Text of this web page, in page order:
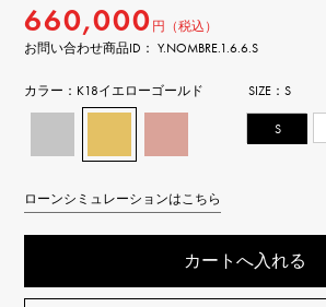
660,000 円（税込）
お問い合わせ商品ID： Y.NOMBRE.1.6.6.S
カラー： K18イエローゴールド SIZE：S
S
ローンシミュレーションはこちら
カートへ入れる